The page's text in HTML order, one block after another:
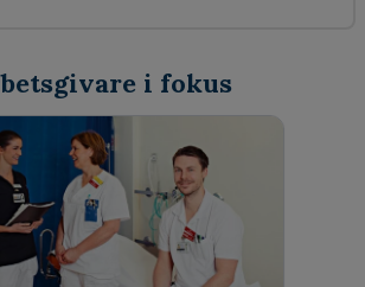
i fokus